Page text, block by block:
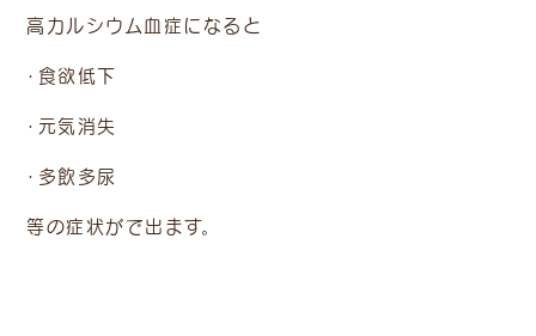
高カルシウム血症になると
・食欲低下
・元気消失
・多飲多尿
等の症状がで出ます。